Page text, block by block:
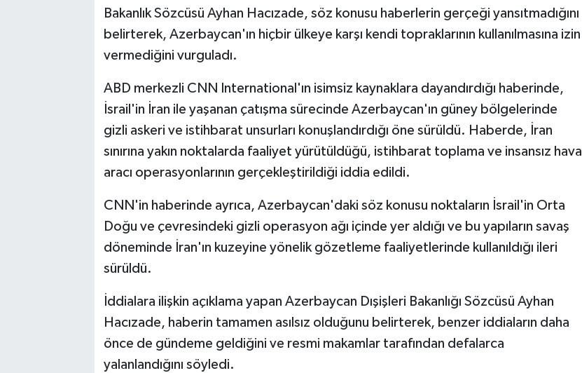
Bakanlık Sözcüsü Ayhan Hacızade, söz konusu haberlerin gerçeği yansıtmadığını
belirterek, Azerbaycan'ın hiçbir ülkeye karşı kendi topraklarının kullanılmasına izin
vermediğini vurguladı.
ABD merkezli CNN International'ın isimsiz kaynaklara dayandırdığı haberinde,
İsrail'in İran ile yaşanan çatışma sürecinde Azerbaycan'ın güney bölgelerinde
gizli askeri ve istihbarat unsurları konuşlandırdığı öne sürüldü. Haberde, İran
sınırına yakın noktalarda faaliyet yürütüldüğü, istihbarat toplama ve insansız hava
aracı operasyonlarının gerçekleştirildiği iddia edildi.
CNN'in haberinde ayrıca, Azerbaycan'daki söz konusu noktaların İsrail'in Orta
Doğu ve çevresindeki gizli operasyon ağı içinde yer aldığı ve bu yapıların savaş
döneminde İran'ın kuzeyine yönelik gözetleme faaliyetlerinde kullanıldığı ileri
sürüldü.
İddialara ilişkin açıklama yapan Azerbaycan Dışişleri Bakanlığı Sözcüsü Ayhan
Hacızade, haberin tamamen asılsız olduğunu belirterek, benzer iddiaların daha
önce de gündeme geldiğini ve resmi makamlar tarafından defalarca
yalanlandığını söyledi.